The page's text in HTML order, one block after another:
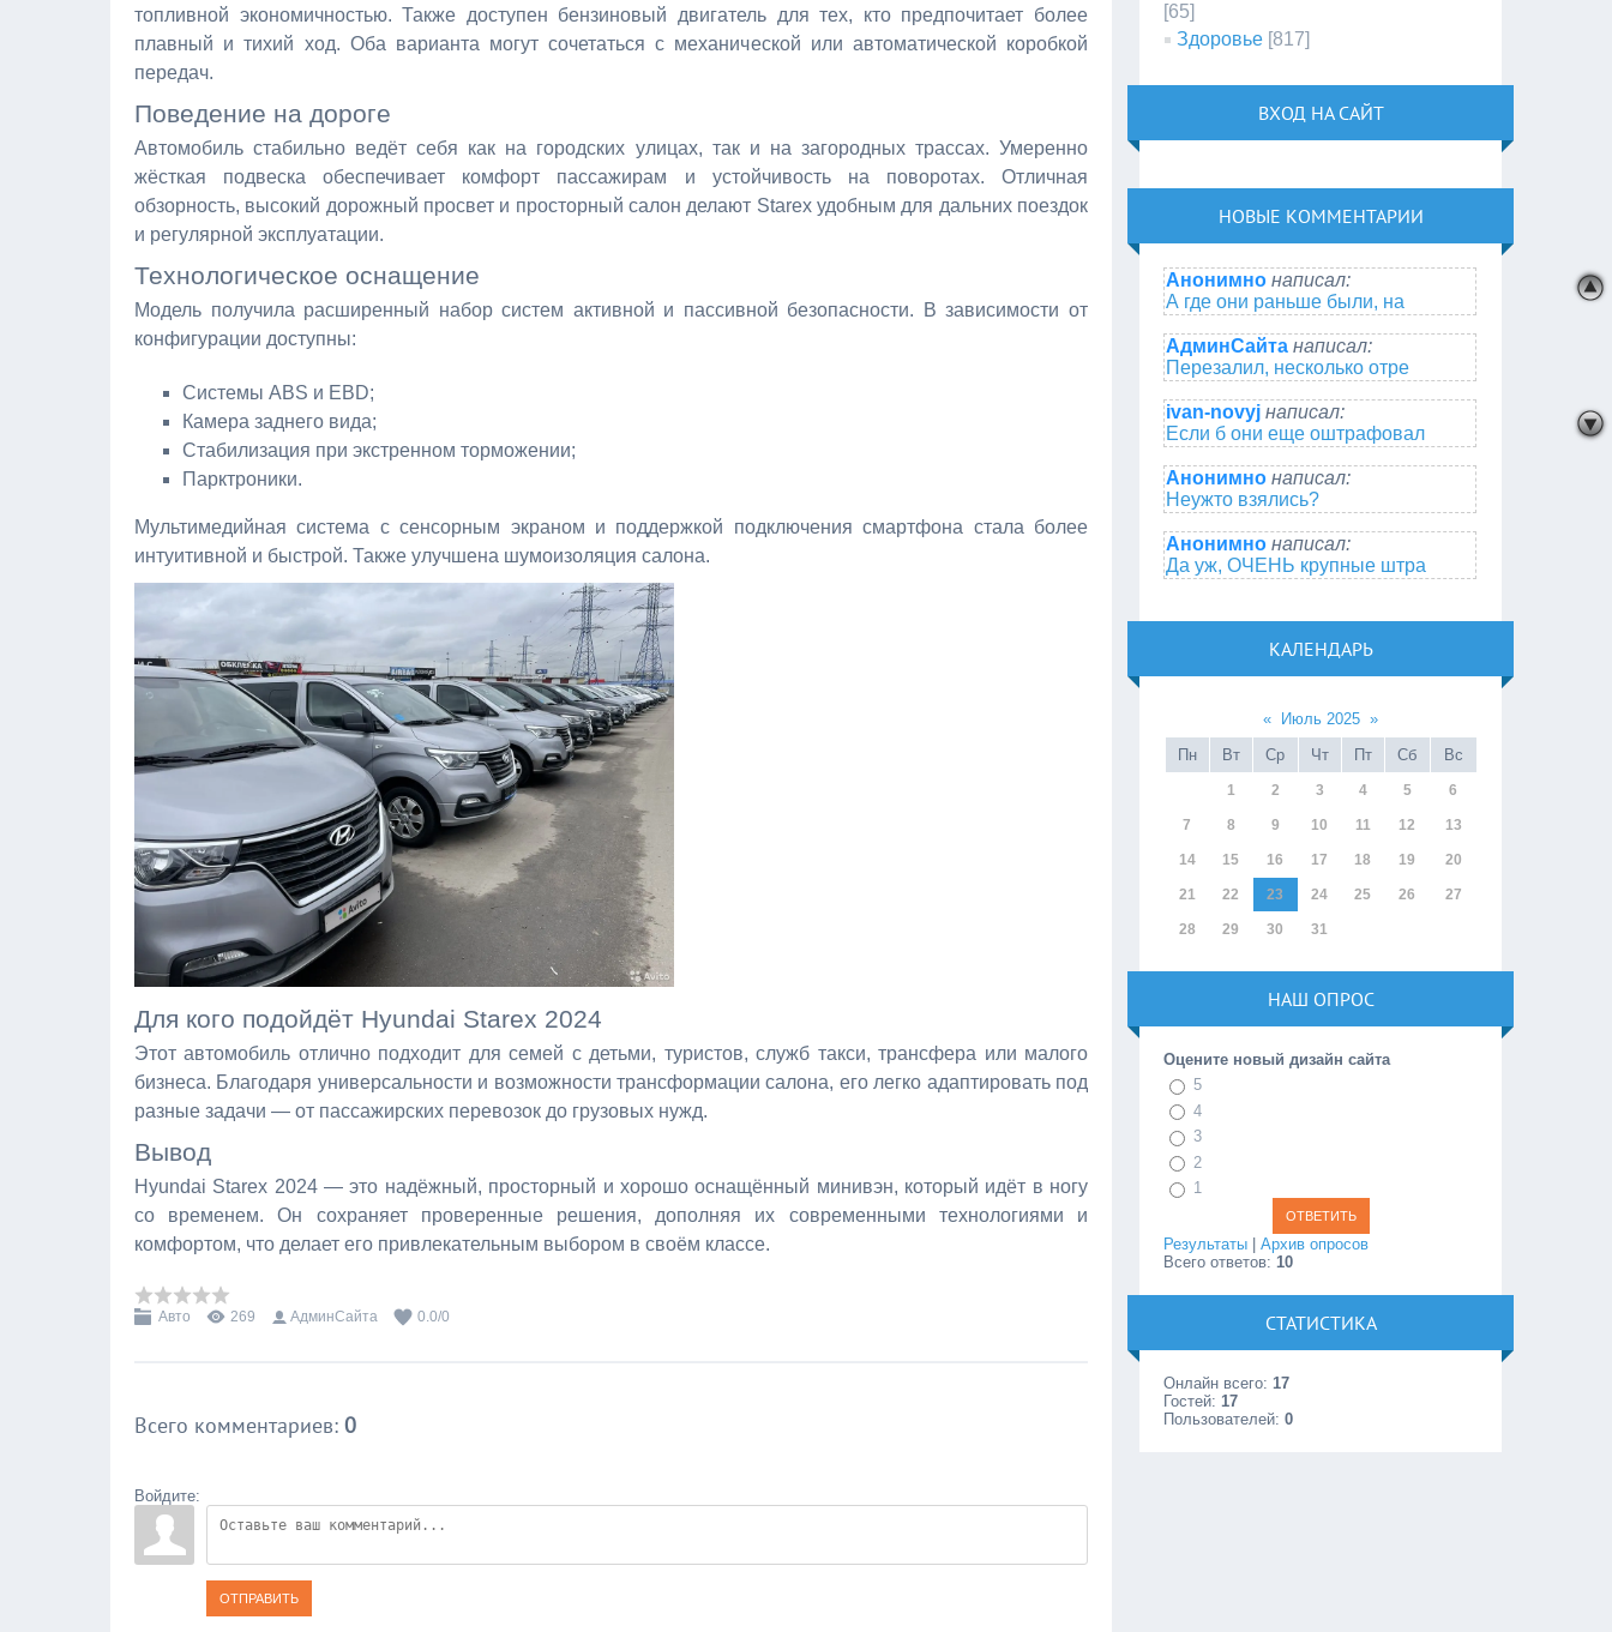
топливной экономичностью. Также доступен бензиновый двигатель для тех, кто предпочитает более
плавный и тихий ход. Оба варианта могут сочетаться с механической или автоматической коробкой
передач.
Поведение на дороге
Автомобиль стабильно ведёт себя как на городских улицах, так и на загородных трассах. Умеренно
жёсткая подвеска обеспечивает комфорт пассажирам и устойчивость на поворотах. Отличная
обзорность, высокий дорожный просвет и просторный салон делают Starex удобным для дальних поездок
и регулярной эксплуатации.
Технологическое оснащение
Модель получила расширенный набор систем активной и пассивной безопасности. В зависимости от
конфигурации доступны:
Системы ABS и EBD;
Камера заднего вида;
Стабилизация при экстренном торможении;
Парктроники.
Мультимедийная система с сенсорным экраном и поддержкой подключения смартфона стала более
интуитивной и быстрой. Также улучшена шумоизоляция салона.
Для кого подойдёт Hyundai Starex 2024
Этот автомобиль отлично подходит для семей с детьми, туристов, служб такси, трансфера или малого
бизнеса. Благодаря универсальности и возможности трансформации салона, его легко адаптировать под
разные задачи — от пассажирских перевозок до грузовых нужд.
Вывод
Hyundai Starex 2024 — это надёжный, просторный и хорошо оснащённый минивэн, который идёт в ногу
со временем. Он сохраняет проверенные решения, дополняя их современными технологиями и
комфортом, что делает его привлекательным выбором в своём классе.
Авто 269 АдминСайта 0.0/0
Всего комментариев: 0
Войдите:
ОТПРАВИТЬ
[65]
Здоровье [817]
ВХОД НА САЙТ
НОВЫЕ КОММЕНТАРИИ
Анонимно написал:
А где они раньше были, на
АдминСайта написал:
Перезалил, несколько отре
ivan-novyj написал:
Если б они еще оштрафовал
Анонимно написал:
Неужто взялись?
Анонимно написал:
Да уж, ОЧЕНЬ крупные штра
КАЛЕНДАРЬ
« Июль 2025 »
Пн
Вт Ср Чт Пт Сб Вс
1 2 3 4 5 6
7 8 9 10 11 12 13
14 15 16 17 18 19 20
21 22 23 24 25 26 27
28 29 30 31
НАШ ОПРОС
Оцените новый дизайн сайта
5
4
3
2
1
Результаты |Архив опросов
Всего ответов: 10
СТАТИСТИКА
Онлайн всего: 17
Гостей: 17
Пользователей:0